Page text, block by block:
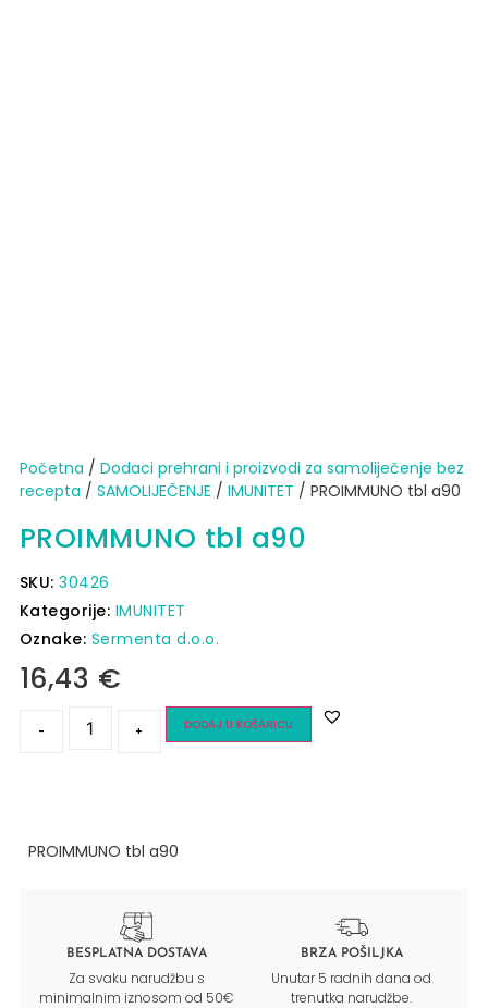
Početna / Dodaci prehrani i proizvodi za samoliječenje bez
recepta / SAMOLIJEČENJE / IMUNITET / PROIMMUNO tbl a90
PROIMMUNO tbl a90
SKU:30426
Kategorije: IMUNITET
Oznake: Sermenta d.o.o.
16,43 €
- + DODAJ U KOŠARICU
PROIMMUNO tbl a90
BESPLATNA DOSTAVA
Za svaku narudžbu s
minimalnim iznosom od 50€
BRZA POŠILJKA
Unutar 5 radnih dana od
trenutka narudžbe.